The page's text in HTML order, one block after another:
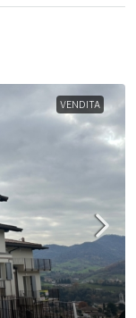
VENDITA